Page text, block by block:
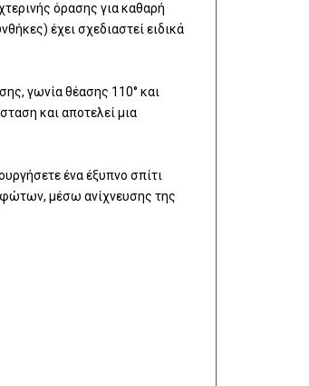
όρασης για καθαρή
έχει σχεδιαστεί ειδικά
γωνία θέασης 110° και
και αποτελεί μια
ένα έξυπνο σπίτι
φώτων, μέσω ανίχνευσης της